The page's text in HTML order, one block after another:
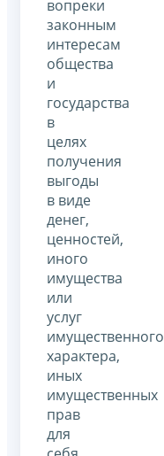
вопреки
законным
интересам
общества
и
государства
в
целях
получения
выгоды
в виде
денег,
ценностей,
иного
имущества
или
услуг
имущественного
характера,
иных
имущественных
прав
для